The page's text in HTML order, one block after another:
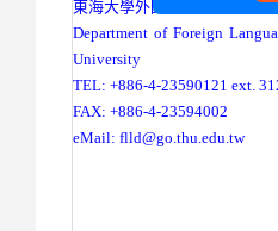
東海大學外國語文學系
Department of Foreign
University
TEL: +886-4-23590121 ext.
FAX: +886-4-23594002
eMail: flld@go.thu.edu.tw